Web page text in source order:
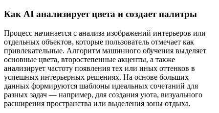
Как AI анализирует цвета и создает палитры
Процесс начинается с анализа изображений интерьеров или
отдельных объектов, которые пользователь отмечает как
привлекательные. Алгоритм машинного обучения выделяет
основные цвета, второстепенные акценты, а также
анализирует частоту появления тех или иных оттенков в
успешных интерьерных решениях. На основе больших
данных формируются шаблоны идеальных сочетаний для
разных задач — например, для создания уюта, визуального
расширения пространства или выделения зоны отдыха.